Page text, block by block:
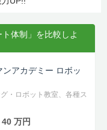
体制」を比較しよ
ンアカデミー ロボッ
・ロボット教室、各種ス
40 万円